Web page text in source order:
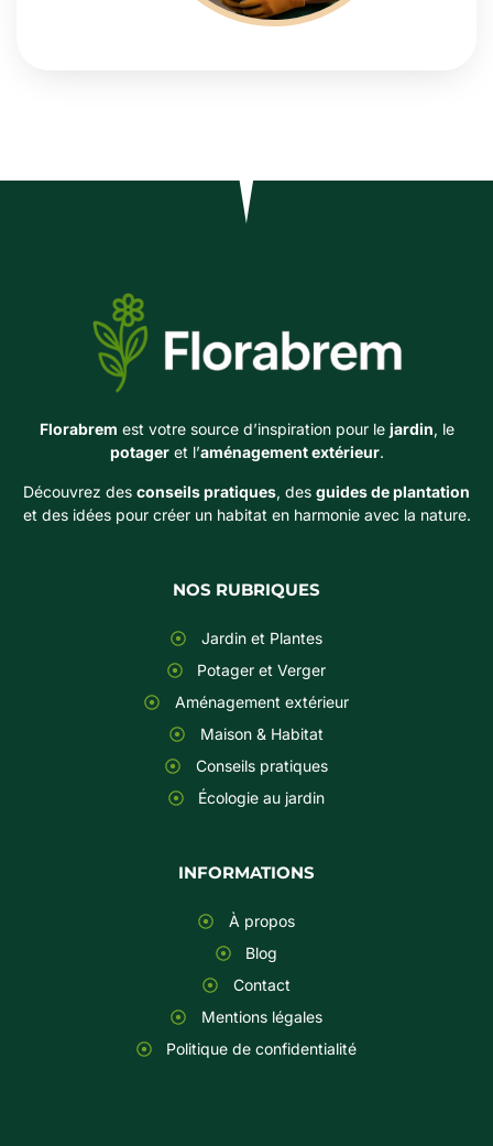
Florabrem est votre source d’inspiration pour le jardin, le
potageret l’aménagement extérieur.
Découvrez des conseils pratiques, des guides de plantation
et des idées pour créer un habitat en harmonie avec la nature.
NOS RUBRIQUES
Jardin et Plantes
Potager et Verger
Aménagement extérieur
Maison & Habitat
Conseils pratiques
Écologie au jardin
INFORMATIONS
À propos
Blog
Contact
Mentions légales
Politique de confidentialité